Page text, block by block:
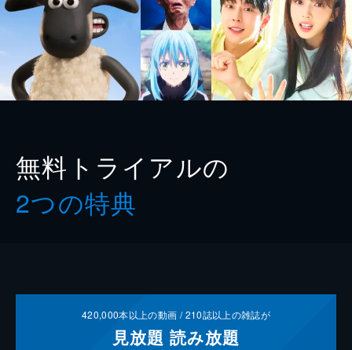
無料トライアルの
2つの特典
420,000本以上の動画 /210誌以上の雑誌が
見放題 読み放題